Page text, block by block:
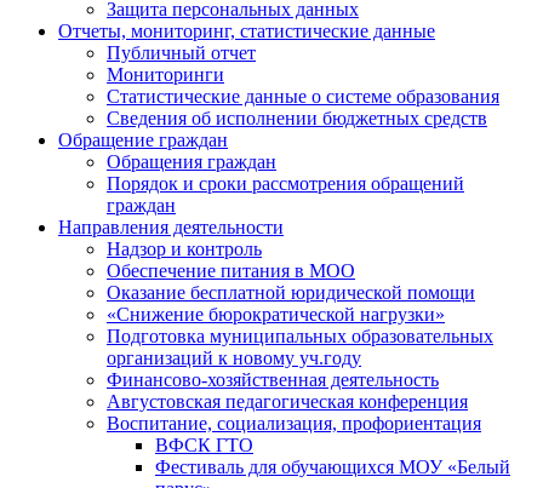
Защита персональных данных
Отчеты, мониторинг, статистические данные
Публичный отчет
Мониторинги
Статистические данные о системе образования
Сведения об исполнении бюджетных средств
Обращение граждан
Обращения граждан
Порядок и сроки рассмотрения обращений
граждан
Направления деятельности
Надзор и контроль
Обеспечение питания в МОО
Оказание бесплатной юридической помощи
«Снижение бюрократической нагрузки»
Подготовка муниципальных образовательных
организаций к новому уч.году
Финансово-хозяйственная деятельность
Августовская педагогическая конференция
Воспитание, социализация, профориентация
ВФСК ГТО
Фестиваль для обучающихся МОУ «Белый